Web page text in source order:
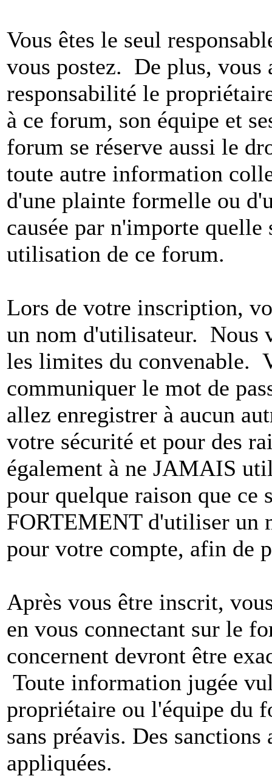
Vous êtes le seul
vous postez. De plus, vous
responsabilité le
à ce forum, son équipe et
forum se réserve aussi le
toute autre information
d'une plainte formelle ou
causée par n'importe
utilisation de ce forum.
Lors de votre inscription,
un nom d'utilisateur. Nous
les limites du convenable.
communiquer le mot de
allez enregistrer à aucun
votre sécurité et pour des
également à ne JAMAIS
pour quelque raison que
FORTEMENT d'utiliser un
pour votre compte, afin de
Après vous être inscrit,
en vous connectant sur le
concernent devront être
Toute information jugée
propriétaire ou l'équipe du
sans préavis. Des
appliquées.